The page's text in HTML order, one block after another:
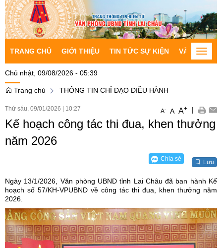
TRANG CHỦ GIỚI THIỆU TIN TỨC SỰ KIỆN VĂN BẢNToggle
Chủ nhật, 09/08/2026 - 05:39
Trang chủ THÔNG TIN CHỈ ĐẠO ĐIỀU HÀNH
Thứ sáu, 09/01/2026 10:27 A- A A+ |
Kế hoạch công tác thi đua, khen thưởng
năm 2026
Chia sẻ Lưu
Ngày 13/1/2026, Văn phòng UBND tỉnh Lai Châu đã ban hành Kế
hoạch số 57/KH-VPUBND về công tác thi đua, khen thưởng năm
2026.